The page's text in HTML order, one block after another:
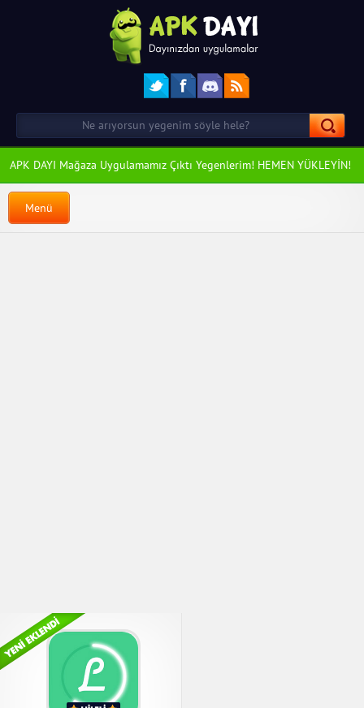
APK DAYI Mağaza Uygulamamız Çıktı Yegenlerim! HEMEN YÜKLEYİN!
Menü